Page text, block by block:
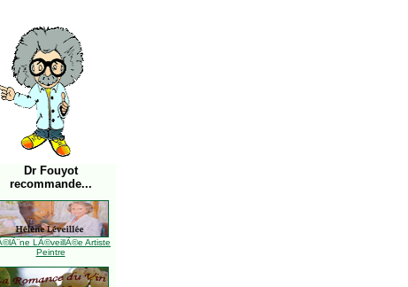
Dr Fouyot
recommande...
LÃ©veillÃ©e Artiste
Peintre